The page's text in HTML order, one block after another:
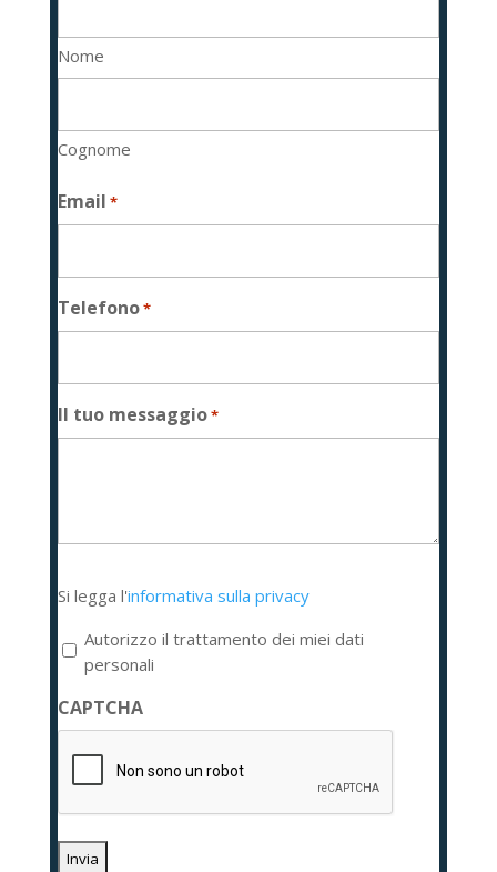
Nome
Cognome
Email *
Telefono*
Il tuo messaggio*
legga
l'informativa
sulla
privacy
*
Si legga l'informativa sulla privacy
Autorizzo il trattamento dei miei dati
personali
CAPTCHA